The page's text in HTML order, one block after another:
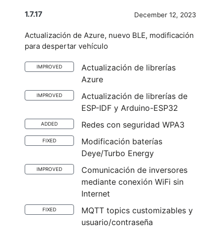
1.7.17 December 12, 2023
Actualización de Azure, nuevo BLE, modificación
para despertar vehículo
IMPROVED
Actualización de librerías
Azure
IMPROVED
Actualización de librerías de
ESP-IDF y Arduino-ESP32
ADDED Redes con seguridad WPA3
FIXED
Modificación baterías
Deye/Turbo Energy
IMPROVED
Comunicación de inversores
mediante conexión WiFi sin
Internet
FIXED
MQTT topics customizables y
usuario/contraseña